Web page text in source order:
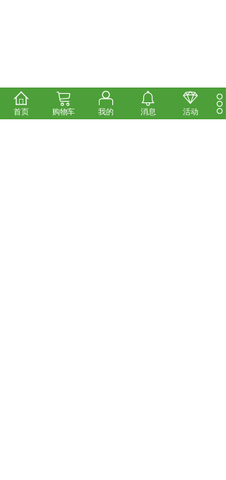
首页 购物车 我的 消息 活动